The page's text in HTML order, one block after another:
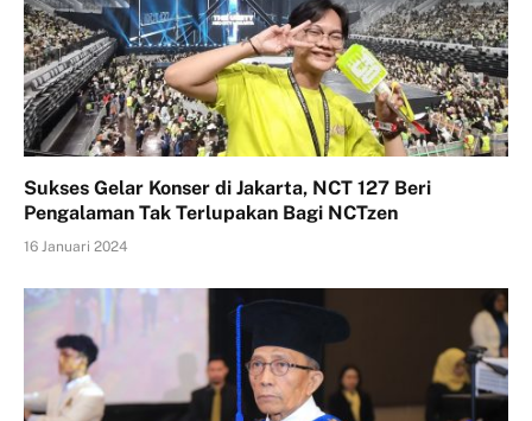
Sukses Gelar Konser di Jakarta, NCT 127 Beri
Pengalaman Tak Terlupakan Bagi NCTzen
16 Januari 2024